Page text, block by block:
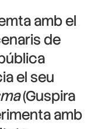
amb el
de
el seu
(Guspira
amb